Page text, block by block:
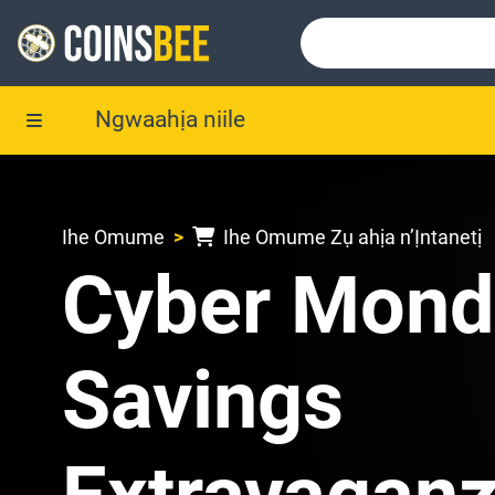
Ngwaahịa niile
Ihe Omume Ihe Omume Zụ ahịa n’Ịntanetị
Cyber
Savings